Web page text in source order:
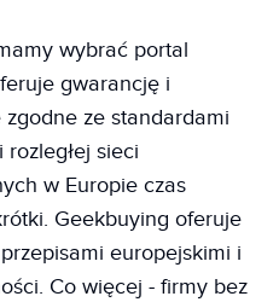
wybrać portal
gwarancję i
ze standardami
sieci
w Europie czas
Geekbuying oferuje
europejskimi i
Co więcej - firmy bez